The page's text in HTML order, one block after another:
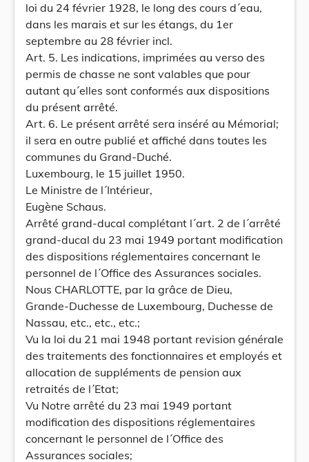
loi du 24 février 1928, le long des cours d´eau,
dans les marais et sur les étangs, du 1er
septembre au 28 février incl.
Art. 5. Les indications, imprimées au verso des
permis de chasse ne sont valables que pour
autant qu´elles sont conformés aux dispositions
du présent arrêté.
Art. 6. Le présent arrêté sera inséré au Mémorial;
il sera en outre publié et affiché dans toutes les
communes du Grand-Duché.
Luxembourg, le 15 juillet 1950.
Le Ministre de l´Intérieur,
Eugène Schaus.
Arrêté grand-ducal complétant l´art. 2 de l´arrêté
grand-ducal du 23 mai 1949 portant modification
des dispositions réglementaires concernant le
personnel de l´Office des Assurances sociales.
Nous CHARLOTTE, par la grâce de Dieu,
Grande-Duchesse de Luxembourg, Duchesse de
Nassau, etc., etc., etc.;
Vu la loi du 21 mai 1948 portant revision générale
des traitements des fonctionnaires et employés et
allocation de suppléments de pension aux
retraités de l´Etat;
Vu Notre arrêté du 23 mai 1949 portant
modification des dispositions réglementaires
concernant le personnel de l´Office des
Assurances sociales;